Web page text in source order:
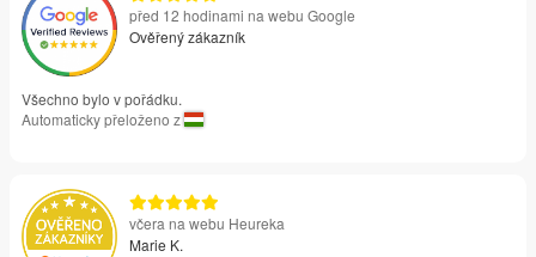
před 12 hodinami na webu Google
Ověřený zákazník
Všechno bylo v pořádku.
Automaticky přeloženo z
včera na webu Heureka
Marie K.